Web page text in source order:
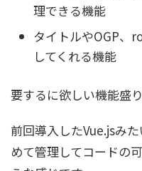
理できる機能
タイトルやOGP、
してくれる機能
要するに欲しい機能盛
前回導入したVue.jsみ
めて管理してコードの